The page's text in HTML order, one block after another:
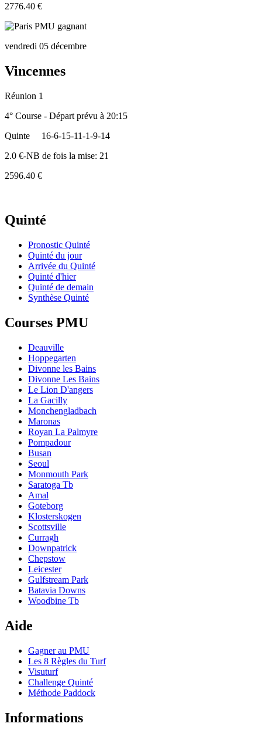
2776.40 €
vendredi 05 décembre
Vincennes
Réunion 1
4° Course - Départ prévu à 20:15
Quinte
16-6-15-11-1-9-14
2.0 €-NB de fois la mise: 21
2596.40 €
Quinté
Pronostic Quinté
Quinté du jour
Arrivée du Quinté
Quinté d'hier
Quinté de demain
Synthèse Quinté
Courses PMU
Deauville
Hoppegarten
Divonne les Bains
Divonne Les Bains
Le Lion D'angers
La Gacilly
Monchengladbach
Maronas
Royan La Palmyre
Pompadour
Busan
Seoul
Monmouth Park
Saratoga Tb
Amal
Goteborg
Klosterskogen
Scottsville
Curragh
Downpatrick
Chepstow
Leicester
Gulfstream Park
Batavia Downs
Woodbine Tb
Aide
Gagner au PMU
Les 8 Règles du Turf
Visuturf
Challenge Quinté
Méthode Paddock
Informations